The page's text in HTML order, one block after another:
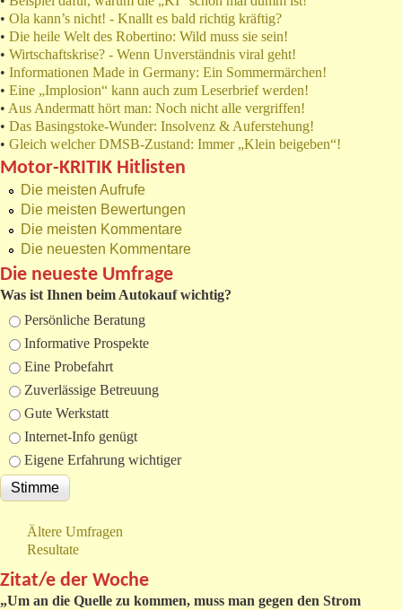
• Ola kann’s nicht! - Knallt es bald richtig kräftig?
• Die heile Welt des Robertino: Wild muss sie sein!
• Wirtschaftskrise? - Wenn Unverständnis viral geht!
• Informationen Made in Germany: Ein Sommermärchen!
• Eine „Implosion“ kann auch zum Leserbrief werden!
• Aus Andermatt hört man: Noch nicht alle vergriffen!
• Das Basingstoke-Wunder: Insolvenz & Auferstehung!
• Gleich welcher DMSB-Zustand: Immer „Klein beigeben“!
Motor-KRITIK Hitlisten
Die meisten Aufrufe
Die meisten Bewertungen
Die meisten Kommentare
Die neuesten Kommentare
Die neueste Umfrage
Was ist Ihnen beim Autokauf wichtig?
Auswahlmöglichkeiten
Persönliche Beratung
Informative Prospekte
Eine Probefahrt
Zuverlässige Betreuung
Gute Werkstatt
Internet-Info genügt
Eigene Erfahrung wichtiger
Ältere Umfragen
Resultate
Zitat/e der Woche
„Um an die Quelle zu kommen, muss man gegen den Strom